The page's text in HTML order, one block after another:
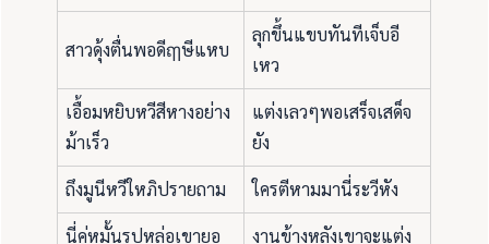
สาวดุ้งตื่นพอดีฤๅษีแหบ
ลุกขึ้นแขบทันทีเจ็บอี
เหว
เอื้อมหยิบหวีสีหางอย่าง
ม้าเร็ว
แต่งเลวๆพอเสร็จเสด็จ
ยัง
ถึงมูนีหวีใหภิปรายถาม ใครตีหามมานี่ระวีหัง
นี่คู่หมั้นรูปหล่อเขายอ
งานข้างหลังเขาจะแต่ง